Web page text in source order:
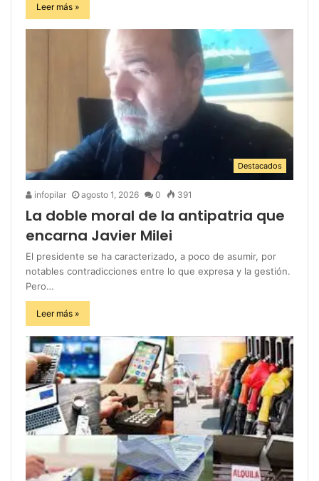
Leer más »
Destacados
infopilar agosto 1, 2026 0 391
La doble moral de la antipatria que
encarna Javier Milei
El presidente se ha caracterizado, a poco de asumir, por
notables contradicciones entre lo que expresa y la gestión.
Pero…
Leer más »